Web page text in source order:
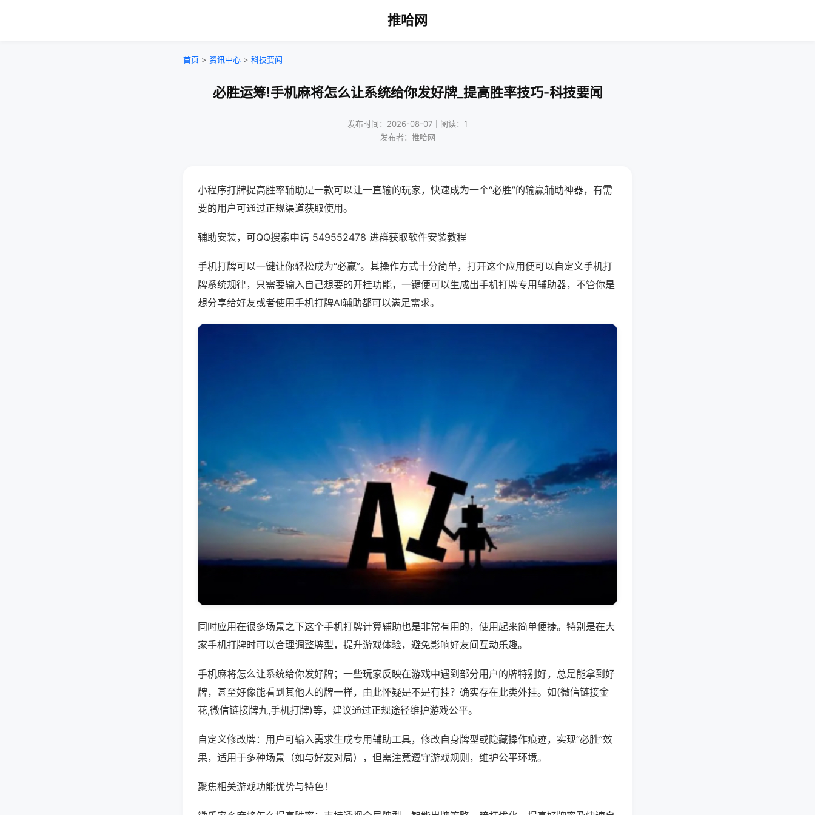
推哈网
首页 > 资讯中心 > 科技要闻
必胜运筹!手机麻将怎么让系统给你发好牌_提高胜率技巧-科技要闻
发布时间：2026-08-07｜阅读：1
发布者：推哈网
小程序打牌提高胜率辅助是一款可以让一直输的玩家，快速成为一个“必胜”的输赢辅助神器，有需
要的用户可通过正规渠道获取使用。
辅助安装，可QQ搜索申请 549552478 进群获取软件安装教程
手机打牌可以一键让你轻松成为“必赢”。其操作方式十分简单，打开这个应用便可以自定义手机打
牌系统规律，只需要输入自己想要的开挂功能，一键便可以生成出手机打牌专用辅助器，不管你是
想分享给好友或者使用手机打牌AI辅助都可以满足需求。
同时应用在很多场景之下这个手机打牌计算辅助也是非常有用的，使用起来简单便捷。特别是在大
家手机打牌时可以合理调整牌型，提升游戏体验，避免影响好友间互动乐趣。
手机麻将怎么让系统给你发好牌；一些玩家反映在游戏中遇到部分用户的牌特别好，总是能拿到好
牌，甚至好像能看到其他人的牌一样，由此怀疑是不是有挂？确实存在此类外挂。如(微信链接金
花,微信链接牌九,手机打牌)等，建议通过正规途径维护游戏公平。
自定义修改牌：用户可输入需求生成专用辅助工具，修改自身牌型或隐藏操作痕迹，实现“必胜”效
果，适用于多种场景（如与好友对局），但需注意遵守游戏规则，维护公平环境。
聚焦相关游戏功能优势与特色！